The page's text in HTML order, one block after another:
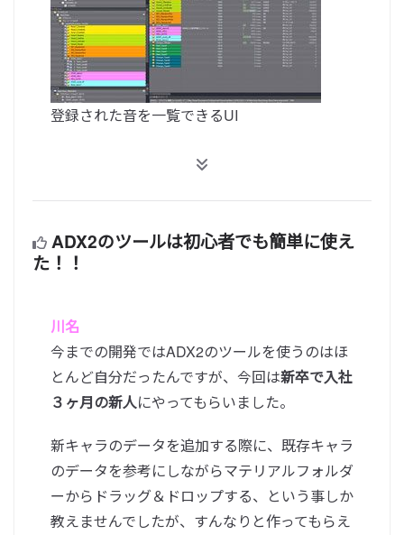
登録された音を一覧できるUI
ADX2のツールは初心者でも簡単に使え
た！！
川名
今までの開発ではADX2のツールを使うのはほ
とんど自分だったんですが、今回は新卒で入社
３ヶ月の新人にやってもらいました。
新キャラのデータを追加する際に、既存キャラ
のデータを参考にしながらマテリアルフォルダ
ーからドラッグ＆ドロップする、という事しか
教えませんでしたが、すんなりと作ってもらえ